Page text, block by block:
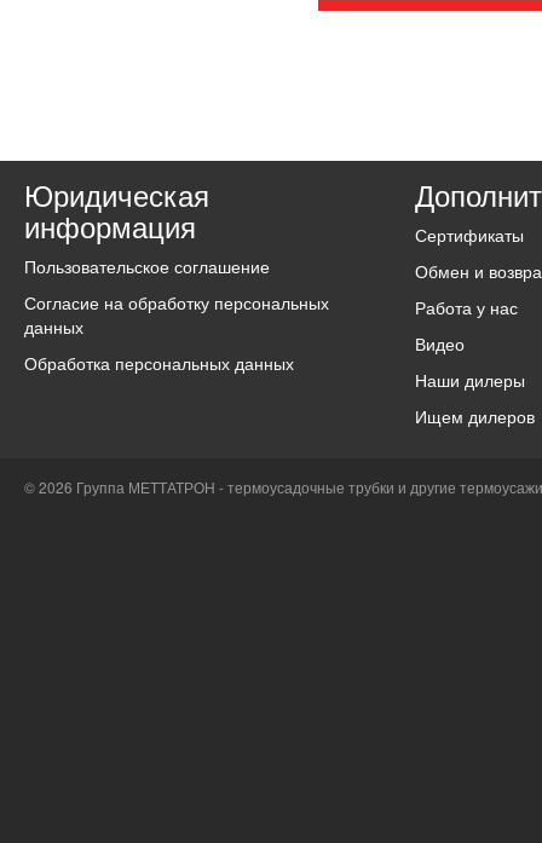
Юридическая
информация
Пользовательское соглашение
Согласие на обработку персональных
данных
Обработка персональных данных
Сертификаты
Обмен и
Работа у нас
Видео
Наши дилеры
Ищем дилеров
© 2026 Группа МЕТТАТРОН - термоусадочные трубки и другие